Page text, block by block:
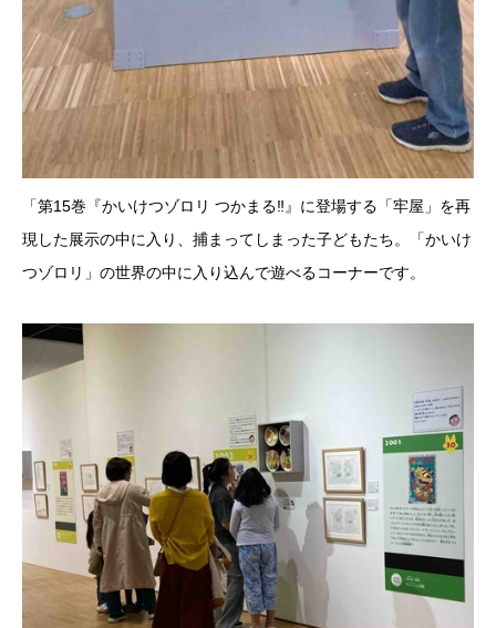
「第15巻『かいけつゾロリ つかまる‼︎』に登場する「牢屋」を再
現した展示の中に入り、捕まってしまった子どもたち。「かいけ
つゾロリ」の世界の中に入り込んで遊べるコーナーです。